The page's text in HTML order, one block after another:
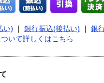
い) 銀行振込(後払い) 銀
いて詳しくはこちら